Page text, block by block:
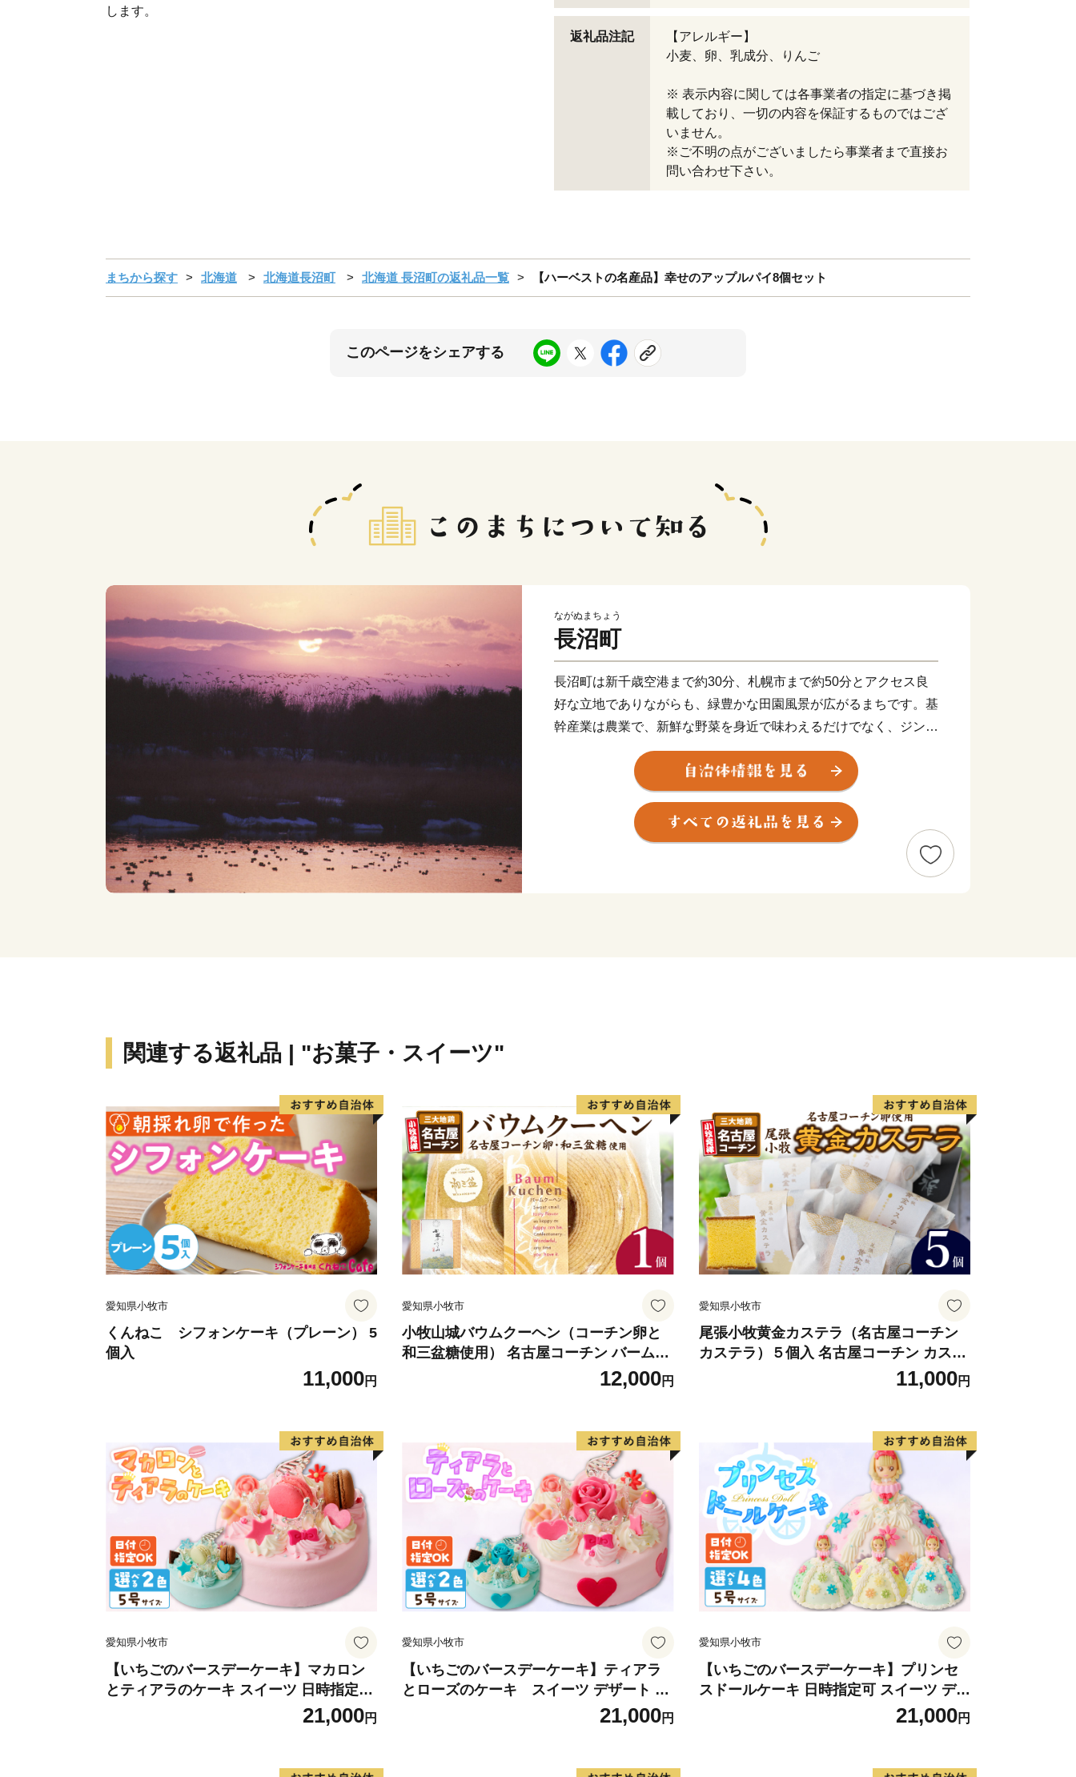
します。
返礼品注記
【アレルギー】
小麦、卵、乳成分、りんご
※ 表示内容に関しては各事業者の指定に基づき掲
載しており、一切の内容を保証するものではござ
いません。
※ご不明の点がございましたら事業者まで直接お
問い合わせ下さい。
まちから探す 北海道 北海道長沼町 北海道 長沼町の返礼品一覧 【ハーベストの名産品】幸せのアップルパイ8個セット
このページをシェアする
ながぬまちょう
長沼町
長沼町は新千歳空港まで約30分、札幌市まで約50分とアクセス良
好な立地でありながらも、緑豊かな田園風景が広がるまちです。基
幹産業は農業で、新鮮な野菜を身近で味わえるだけでなく、ジンギ
スカンやどぶろくといった特産品も人気。温泉、スキー場、キャン
プ場などもあり、ファームレストランや古民家系のカフェを巡るの
も楽しいです。
関連する返礼品 | "お菓子・スイーツ"
愛知県小牧市
くんねこ シフォンケーキ（プレーン） 5
個入
11,000円
愛知県小牧市
小牧山城バウムクーヘン（コーチン卵と
和三盆糖使用） 名古屋コーチン バームク
ーヘン 和三盆 小牧銘菓 バウムクーヘン
常温 愛知県 小牧市 アンプチベアやぐま
12,000円
愛知県小牧市
尾張小牧黄金カステラ（名古屋コーチン
カステラ）５個入 名古屋コーチン カステ
ラ ザラメ 常温 愛知県 小牧市 アンプチベ
11,000円
愛知県小牧市
【いちごのバースデーケーキ】マカロン
とティアラのケーキ スイーツ 日時指定可
デザート 洋菓子 お取り寄せ 愛知県 小牧
市 送料無料 誕生日 クリスマス お祝い マ
21,000円
愛知県小牧市
【いちごのバースデーケーキ】ティアラ
とローズのケーキ スイーツ デザート 洋
菓子 お取り寄せ 愛知県 小牧市 送料無料
誕生日 クリスマス お祝い ばら 花 フラワ
21,000円
愛知県小牧市
【いちごのバースデーケーキ】プリンセ
スドールケーキ 日時指定可 スイーツ デザ
ート 洋菓子 お取り寄せ 愛知県 小牧市 送
料無料 誕生日 クリスマス お祝い キャラ
21,000円